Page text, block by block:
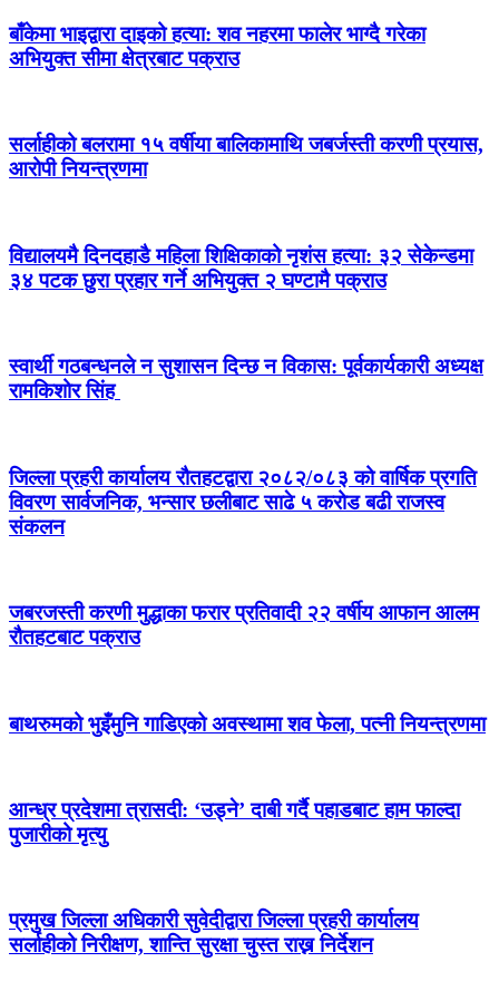
बाँकेमा भाइद्वारा दाइको हत्या: शव नहरमा फालेर भाग्दै गरेका
अभियुक्त सीमा क्षेत्रबाट पक्राउ
सर्लाहीको बलरामा १५ वर्षीया बालिकामाथि जबर्जस्ती करणी प्रयास,
आरोपी नियन्त्रणमा
विद्यालयमै दिनदहाडै महिला शिक्षिकाको नृशंस हत्या: ३२ सेकेन्डमा
३४ पटक छुरा प्रहार गर्ने अभियुक्त २ घण्टामै पक्राउ
स्वार्थी गठबन्धनले न सुशासन दिन्छ न विकास: पूर्वकार्यकारी अध्यक्ष
रामकिशोर सिंह ​
जिल्ला प्रहरी कार्यालय रौतहटद्वारा २०८२/०८३ को वार्षिक प्रगति
विवरण सार्वजनिक, भन्सार छलीबाट साढे ५ करोड बढी राजस्व
संकलन
जबरजस्ती करणी मुद्धाका फरार प्रतिवादी २२ वर्षीय आफान आलम
रौतहटबाट पक्राउ
बाथरुमको भुइँमुनि गाडिएको अवस्थामा शव फेला, पत्नी नियन्त्रणमा
आन्ध्र प्रदेशमा त्रासदी: ‘उड्ने’ दाबी गर्दै पहाडबाट हाम फाल्दा
पुजारीको मृत्यु
प्रमुख जिल्ला अधिकारी सुवेदीद्वारा जिल्ला प्रहरी कार्यालय
सर्लाहीको निरीक्षण, शान्ति सुरक्षा चुस्त राख्न निर्देशन